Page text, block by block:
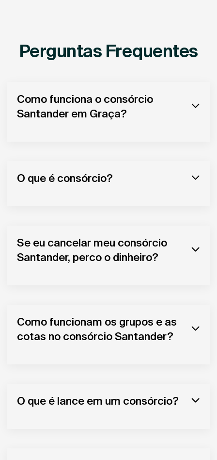
Perguntas Frequentes
Como funciona o consórcio
Santander em Graça?
O que é consórcio?
Se eu cancelar meu consórcio
Santander, perco o dinheiro?
Como funcionam os grupos e as
cotas no consórcio Santander?
O que é lance em um consórcio?